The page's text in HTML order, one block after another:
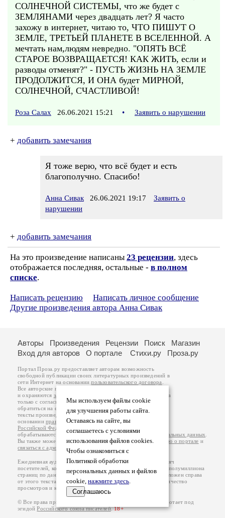
СОЛНЕЧНОЙ СИСТЕМЫ, что же будет с
ЗЕМЛЯНАМИ через двадцать лет? Я часто
захожу в интернет, читаю то, ЧТО ПИШУТ О
ЗЕМЛЕ, ТРЕТЬЕЙ ПЛАНЕТЕ В ВСЕЛЕННОЙ. А
мечтать нам,людям невредно. "ОПЯТЬ ВСЁ
СТАРОЕ ВОЗВРАЩАЕТСЯ! КАК ЖИТЬ, если и
разводы отменят?" - ПУСТЬ ЖИЗНЬ НА ЗЕМЛЕ
ПРОДОЛЖИТСЯ, И ОНА будет МИРНОЙ,
СОЛНЕЧНОЙ, СЧАСТЛИВОЙ!
Роза Салах 26.06.2021 15:21 • Заявить о нарушении
+ добавить замечания
Я тоже верю, что всё будет и есть
благополучно. Спасибо!
Анна Сивак 26.06.2021 19:17
Заявить о
нарушении
+ добавить замечания
На это произведение написаны 23 рецензии, здесь
отображается последняя, остальные - в полном
списке.
Написать рецензию
Написать личное сообщение
Другие произведения автора Анна Сивак
Мы используем файлы cookie
для улучшения работы сайта.
Оставаясь на сайте, вы
соглашаетесь с условиями
использования файлов cookies.
Чтобы ознакомиться с
Политикой обработки
персональных данных и файлов
cookie, нажмите здесь.
Соглашаюсь
Авторы Произведения Рецензии Поиск
Магазин
Вход для авторов
О портале Стихи.ру Проза.ру
Портал Проза.ру предоставляет авторам возможность
свободной публикации своих литературных произведений в
сети Интернет на основаниипользовательского договора
Все авторские права на произведения принадлежат авторам
и охраняются законом
. Перепечатка произведений возможна
только с согласия его автора, к которому вы можете
обратиться на его авторской странице. Ответственность за
тексты произведений авторы несут самостоятельно на
основанииправил публикацииизаконодательства
Российской Федерации
обрабатываются на основанииПолитики обработки персональных данных
Вы также можете посмотреть более подробнуюинформацию о портале и
связаться с администрацией
Ежедневная аудитория портала Проза.ру – порядка 100 тысяч
посетителей, которые в общей сумме просматривают более полумиллиона
страниц по данным счетчика посещаемости, который расположен справа
от этого текста. В каждой графе указано по две цифры: количество
просмотров и количество посетителей.
© Все права принадлежат авторам, 2000-2026. Портал работает под
эгидойРоссийского союза писателей.18+